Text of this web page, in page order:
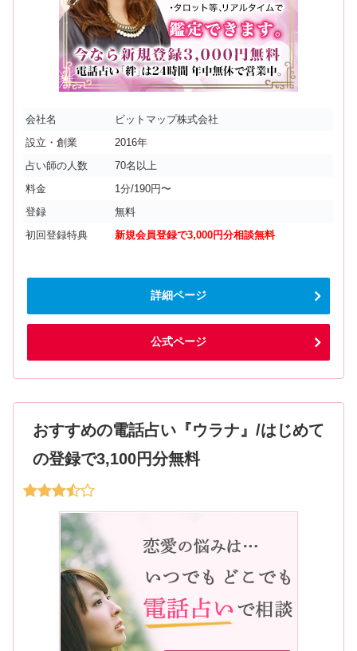
会社名
ビットマップ株式会社
設立・創業
2016年
占い師の人数
70名以上
料金
1分/190円〜
登録
無料
初回登録特典
新規会員登録で3,000円分相談無料
詳細ページ
公式ページ
おすすめの電話占い『ウラナ』/はじめて
の登録で3,100円分無料